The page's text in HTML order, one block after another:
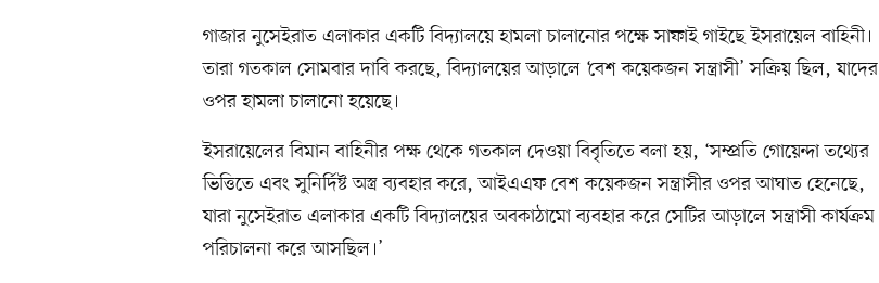
গাজার নুসেইরাত এলাকার একটি বিদ্যালয়ে হামলা চালানোর পক্ষে সাফাই গাইছে ইসরায়েল বাহিনী।
তারা গতকাল সোমবার দাবি করছে, বিদ্যালয়ের আড়ালে ‘বেশ কয়েকজন সন্ত্রাসী’ সক্রিয় ছিল, যাদের
ওপর হামলা চালানো হয়েছে।
ইসরায়েলের বিমান বাহিনীর পক্ষ থেকে গতকাল দেওয়া বিবৃতিতে বলা হয়, ‘সম্প্রতি গোয়েন্দা তথ্যের
ভিত্তিতে এবং সুনির্দিষ্ট অস্ত্র ব্যবহার করে, আইএএফ বেশ কয়েকজন সন্ত্রাসীর ওপর আঘাত হেনেছে,
যারা নুসেইরাত এলাকার একটি বিদ্যালয়ের অবকাঠামো ব্যবহার করে সেটির আড়ালে সন্ত্রাসী কার্যক্রম
পরিচালনা করে আসছিল।’